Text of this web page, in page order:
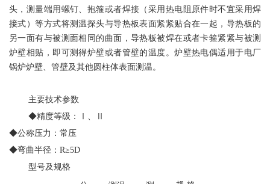
头，测量端用螺钉、抱箍或者焊接（采用热电阻原件时不宜采用焊
接式）等方式将测温探头与导热板表面紧紧贴合在一起，导热板的
另一面有与被测面相同的曲面，导热板被焊在或者卡箍紧紧与被测
炉壁相贴，即可测得炉壁或者管壁的温度。炉壁热电偶适用于电厂
锅炉炉壁、管壁及其他圆柱体表面测温。
主要技术参数
◆精度等级：Ⅰ、Ⅱ
◆公称压力：常压
◆弯曲半径：R≥5D
型号及规格